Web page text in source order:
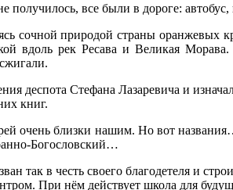
получилось, все были в дороге:
сочной природой страны оранжевых
вдоль рек Ресава и Великая
деспота Стефана Лазаревича и
книг.
очень близки нашим. Но вот
Богословский…
так в честь своего благодетеля и
При нём действует школа для